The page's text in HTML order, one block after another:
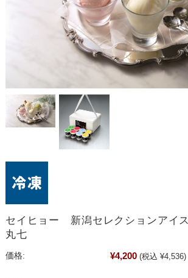
セイヒョー 新潟セレクションアイ
丸七
価格: ¥4,200 (税込 ¥4,536)